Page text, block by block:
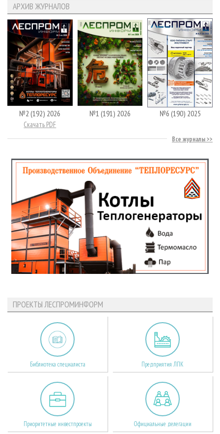
АРХИВ ЖУРНАЛОВ
№2 (192) 2026
Скачать PDF
№1 (191) 2026 №6 (190) 2025
Все журналы
ПРОЕКТЫ ЛЕСПРОМИНФОРМ
Библиотека специалиста Предприятия ЛПК
Приоритетные инвестпроекты Официальные делегации